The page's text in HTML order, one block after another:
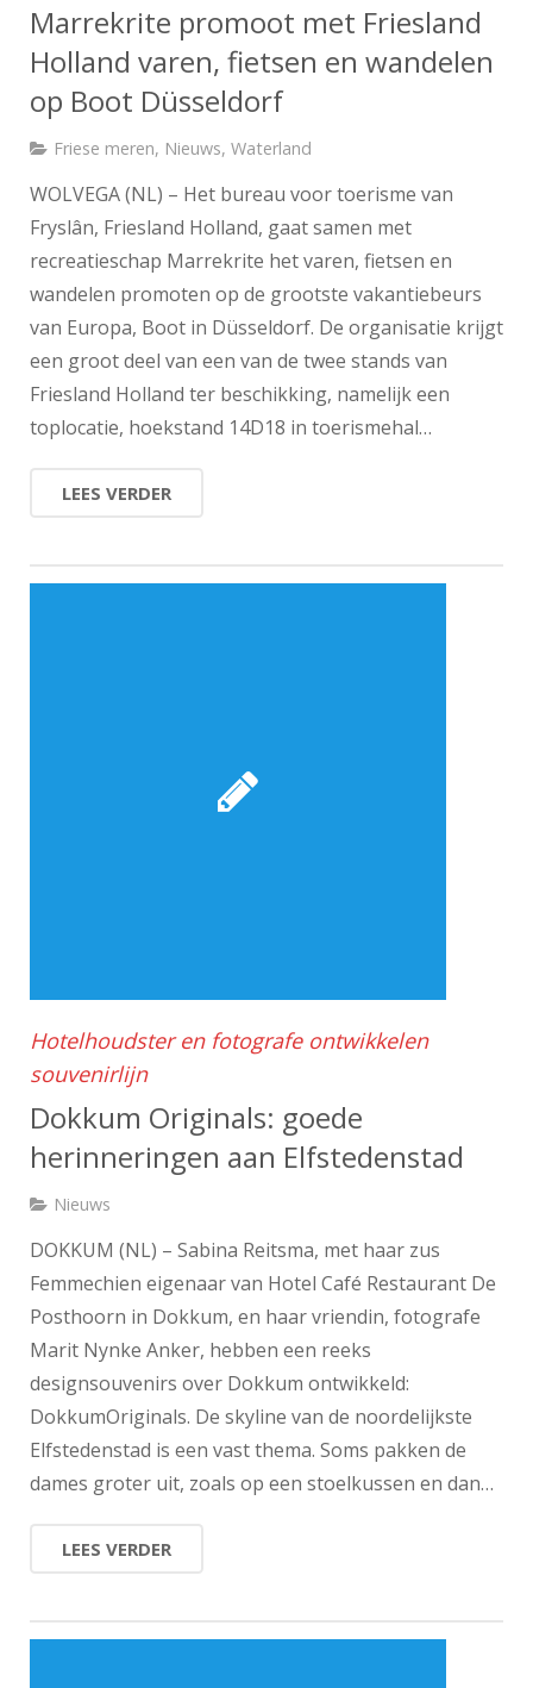
Marrekrite promoot met Friesland
Holland varen, fietsen en wandelen
op Boot Düsseldorf
Friese meren, Nieuws, Waterland
WOLVEGA (NL) – Het bureau voor toerisme van
Fryslân, Friesland Holland, gaat samen met
recreatieschap Marrekrite het varen, fietsen en
wandelen promoten op de grootste vakantiebeurs
van Europa, Boot in Düsseldorf. De organisatie krijgt
een groot deel van een van de twee stands van
Friesland Holland ter beschikking, namelijk een
toplocatie, hoekstand 14D18 in toerismehal…
LEES VERDER
Hotelhoudster en fotografe ontwikkelen
souvenirlijn
Dokkum Originals: goede
herinneringen aan Elfstedenstad
Nieuws
DOKKUM (NL) – Sabina Reitsma, met haar zus
Femmechien eigenaar van Hotel Café Restaurant De
Posthoorn in Dokkum, en haar vriendin, fotografe
Marit Nynke Anker, hebben een reeks
designsouvenirs over Dokkum ontwikkeld:
DokkumOriginals. De skyline van de noordelijkste
Elfstedenstad is een vast thema. Soms pakken de
dames groter uit, zoals op een stoelkussen en dan…
LEES VERDER